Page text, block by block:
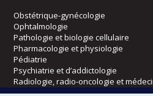
Obstétrique-gynécologie
Ophtalmologie
Pathologie et biologie cellulaire
Pharmacologie et physiologie
Pédiatrie
Psychiatrie et d’addictologie
Radiologie, radio-oncologie et